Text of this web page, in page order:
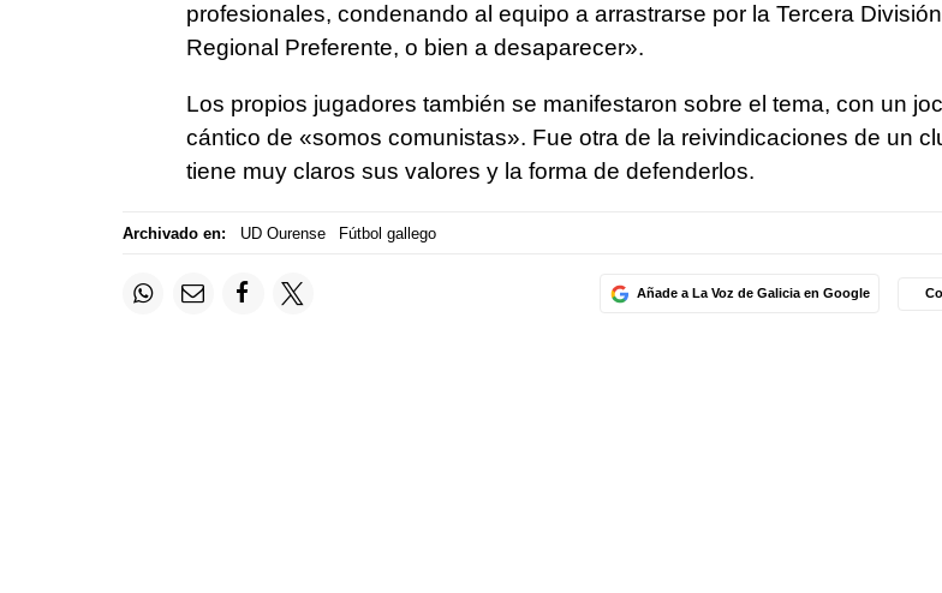
profesionales, condenando al equipo a arrastrarse por la Tercera
Regional Preferente, o bien a desaparecer».
Los propios jugadores también se manifestaron sobre el tema, con un
cántico de «somos comunistas». Fue otra de la reivindicaciones de un
tiene muy claros sus valores y la forma de defenderlos.
Archivado en: UD Ourense Fútbol gallego
Añade a La Voz de Galicia en Google